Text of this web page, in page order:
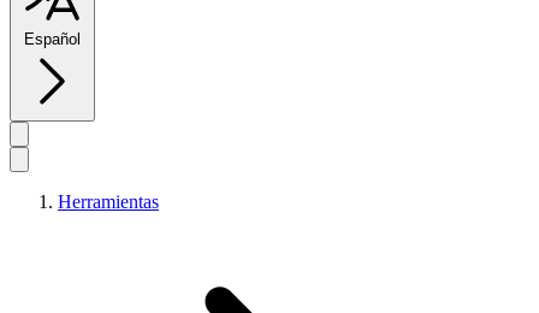
Español
Herramientas